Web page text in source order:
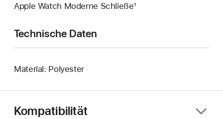
Apple Watch Moderne Schließe¹
Technische Daten
Material: Polyester
Kompatibilität